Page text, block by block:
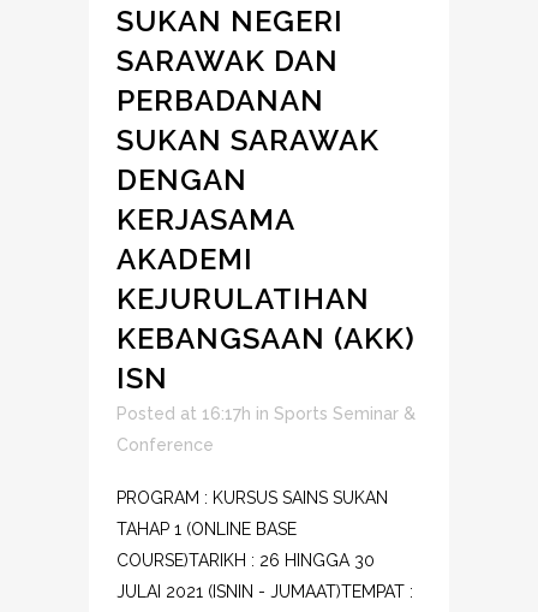
SUKAN NEGERI
SARAWAK DAN
PERBADANAN
SUKAN SARAWAK
DENGAN
KERJASAMA
AKADEMI
KEJURULATIHAN
KEBANGSAAN (AKK)
ISN
Posted at 16:17h in Sports Seminar &
Conference
PROGRAM : KURSUS SAINS SUKAN
TAHAP 1 (ONLINE BASE
COURSE)TARIKH : 26 HINGGA 30
JULAI 2021 (ISNIN - JUMAAT)TEMPAT :